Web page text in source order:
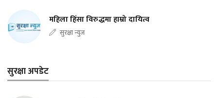
महिला हिंसा विरुद्धमा हाम्रो दायित्व
सुरक्षा न्युज
सुरक्षा अपडेट